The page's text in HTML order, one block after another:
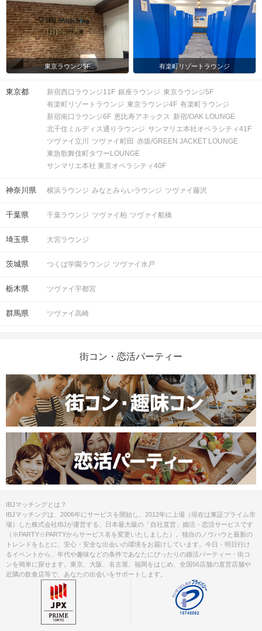
東京ラウンジ5F 有楽町リゾートラウンジ
東京都 新宿西口ラウンジ11F 銀座ラウンジ 東京ラウンジ5F
有楽町リゾートラウンジ 東京ラウンジ4F 有楽町ラウンジ
新宿南口ラウンジ6F 恵比寿アネックス 新宿/OAK LOUNGE
北千住ミルディス通りラウンジ サンマリエ本社オペラシティ41F
ツヴァイ立川
ツヴァイ町田 赤坂/GREEN JACKET LOUNGE
東急歌舞伎町タワーLOUNGE
サンマリエ本社 東京オペラシティ40F
神奈川県 横浜ラウンジ みなとみらいラウンジ ツヴァイ藤沢
千葉県 千葉ラウンジ ツヴァイ柏 ツヴァイ船橋
埼玉県 大宮ラウンジ
茨城県 つくば学園ラウンジ ツヴァイ水戸
栃木県 ツヴァイ宇都宮
群馬県 ツヴァイ高崎
街コン・恋活パーティー
IBJマッチングとは？
IBJマッチングは、2006年にサービスを開始し、2012年に上場（現在は東証プライム市
場）した株式会社IBJが運営する、日本最大級の「自社直営」婚活・恋活サービスです
（※PARTY☆PARTYからサービス名を変更いたしました）。独自のノウハウと最新の
トレンドをもとに、安心・安全な出会いの環境をお届けしています。今日・明日行け
るイベントから、年代や趣味などの条件であなたにぴったりの婚活パーティー・街コ
ンを簡単に探せます。東京、大阪、名古屋、福岡をはじめ、全国56店舗の直営店舗や
近隣の飲食店等で、あなたの出会いをサポートします。